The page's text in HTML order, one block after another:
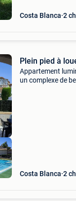
Costa Blanca 2
Plein pied à
Appartement
un complexe de
Costa Blanca 2